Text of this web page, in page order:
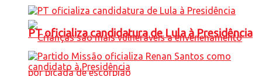
PT oficializa candidatura de Lula à Presidência